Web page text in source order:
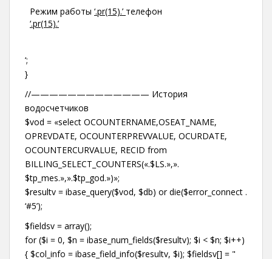
Режим работы ‘.pr(15).’ телефон
‘.pr(15).’
‘;
}
//————————————— История
водосчетчиков
$vod = «select OCOUNTERNAME,OSEAT_NAME,
OPREVDATE, OCOUNTERPREVVALUE, OCURDATE,
OCOUNTERCURVALUE, RECID from
BILLING_SELECT_COUNTERS(«.$LS.»,».
$tp_mes.»,».$tp_god.»)»;
$resultv = ibase_query($vod, $db) or die($error_connect .
‘#5’);
$fieldsv = array();
for ($i = 0, $n = ibase_num_fields($resultv); $i < $n; $i++)
{ $col_info = ibase_field_info($resultv, $i); $fieldsv[] = "